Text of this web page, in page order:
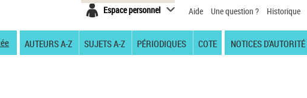
Espace personnel Aide Une question ? Historique
AUTEURS A-Z SUJETS A-Z PÉRIODIQUES COTE NOTICES D'AUTORITÉ